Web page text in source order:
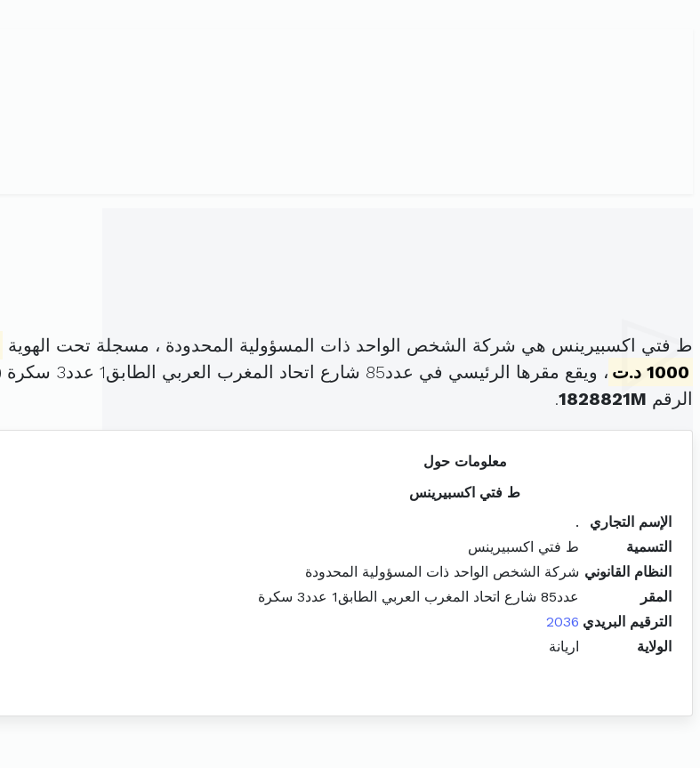
ط فتي اكسبيرينس هي شركة الشخص الواحد ذات المسؤولية المحدودة ، مسجلة تحت الهوية
1000 د.ت
، ويقع مقرها الرئيسي في عدد85 شارع اتحاد المغرب العربي الطابق1 عدد3 سكرة (
الرقم 1828821M
.
معلومات حول
ط فتي اكسبيرينس
الإسم التجاري
.
التسمية
ط فتي اكسبيرينس
النظام القانوني شركة الشخص الواحد ذات المسؤولية المحدودة
المقر
عدد85 شارع اتحاد المغرب العربي الطابق1 عدد3 سكرة
الترقيم البريدي 2036
الولاية
اريانة